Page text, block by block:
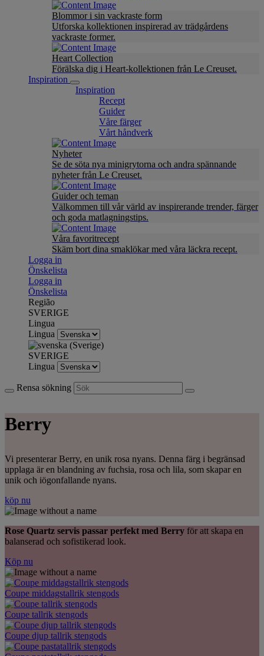
Blommor i sin vackraste form
Utforska kollektionen inspirerad av trädgårdens
vackraste former.
Heart Collection
Förälska dig i Heart-kollektionen från Le Creuset.
Inspiration
Inspiration
Recept
Guider
Våre färger
Vårt håndverk
Nyheter
Se de söta nya minigrytorna och andra spännande
nyheter från Le Creuset.
Guider och teman
Välkommen till vår värld av inspirerande trender, färger
och goda matlagningstips.
Våra favoritrecept
Skäm bort dina smaklökar med våra läckra recept.
Logga in
Önskelista
Logga in
Önskelista
Região
SVERIGE
Lingua
Lingua
SVERIGE
Lingua
Rensa sökning
Berry
Vi presenterar Berry, en unik rosa nyans. Denna färg i begränsad
upplaga är en blandning av fuchsia, rosa och lila, som skapar en
unik och iögonfallande nyans.
köp nu
Rose Quartz servis passar perfekt med Berry för att skapa en
balanserad och sofistikerad look.
Köp nu
Coupe middagstallrik stengods
Coupe tallrik stengods
Coupe djup tallrik stengods